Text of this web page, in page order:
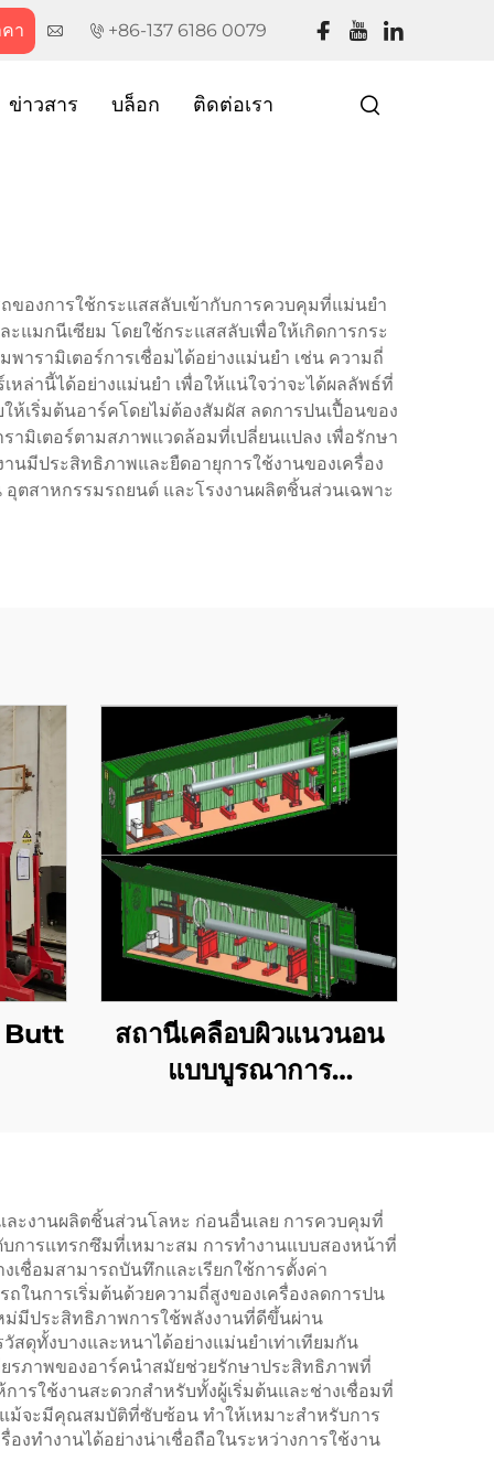
า +86-137 6186 0079
ข่าวสาร บล็อก ติดต่อเรา
ของการใช้กระแสสลับเข้ากับการควบคุมที่แม่นยำ
แมกนีเซียม โดยใช้กระแสสลับเพื่อให้เกิดการกระ
ารามิเตอร์การเชื่อมได้อย่างแม่นยำ เช่น ความถี่
ล่านี้ได้อย่างแม่นยำ เพื่อให้แน่ใจว่าจะได้ผลลัพธ์ที่
ห้เริ่มต้นอาร์คโดยไม่ต้องสัมผัส ลดการปนเปื้อนของ
มิเตอร์ตามสภาพแวดล้อมที่เปลี่ยนแปลง เพื่อรักษา
มีประสิทธิภาพและยืดอายุการใช้งานของเครื่อง
ตสาหกรรมรถยนต์ และโรงงานผลิตชิ้นส่วนเฉพาะ
Butt
สถานีเคลือบผิวแนวนอน
แบบบูรณาการ
ละงานผลิตชิ้นส่วนโลหะ ก่อนอื่นเลย การควบคุมที่
การแทรกซึมที่เหมาะสม การทำงานแบบสองหน้าที่
ชื่อมสามารถบันทึกและเรียกใช้การตั้งค่า
ในการเริ่มต้นด้วยความถี่สูงของเครื่องลดการปน
ม่มีประสิทธิภาพการใช้พลังงานที่ดีขึ้นผ่าน
สดุทั้งบางและหนาได้อย่างแม่นยำเท่าเทียมกัน
รภาพของอาร์คนำสมัยช่วยรักษาประสิทธิภาพที่
รใช้งานสะดวกสำหรับทั้งผู้เริ่มต้นและช่างเชื่อมที่
ม้จะมีคุณสมบัติที่ซับซ้อน ทำให้เหมาะสำหรับการ
งทำงานได้อย่างน่าเชื่อถือในระหว่างการใช้งาน